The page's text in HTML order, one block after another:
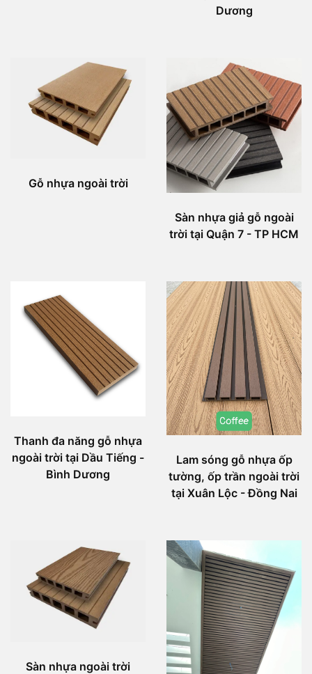
Dương
Gỗ nhựa ngoài trời
Sàn nhựa giả gỗ ngoài
trời tại Quận 7 - TP HCM
Thanh đa năng gỗ nhựa
ngoài trời tại Dầu Tiếng -
Bình Dương
Lam sóng gỗ nhựa ốp
tường, ốp trần ngoài trời
tại Xuân Lộc - Đồng Nai
Sàn nhựa ngoài trời